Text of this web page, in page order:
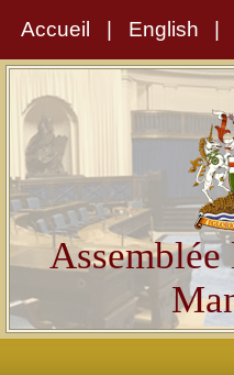
Accueil English